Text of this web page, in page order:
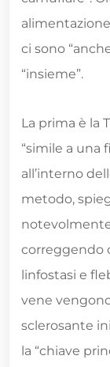
ci sono
“insieme”.
La prima è la
“simile a una
all’interno
metodo,
correggendo
linfostasi e
vene
sclerosante
la “chiave